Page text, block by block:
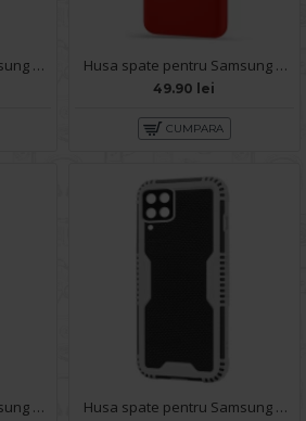
Husa spate pentru Samsung Galaxy A22 - Mantis Case Negru / Bleu Husa spate pentru Samsung A22 4G - Silicon Line Rosu
49.90 lei
CUMPARA
Husa spate pentru Samsung Galaxy A22 - Zip Case Albastru Husa spate pentru Samsung Galaxy A22 4G - Zip Case Negru